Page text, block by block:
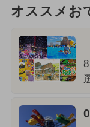
オススメお